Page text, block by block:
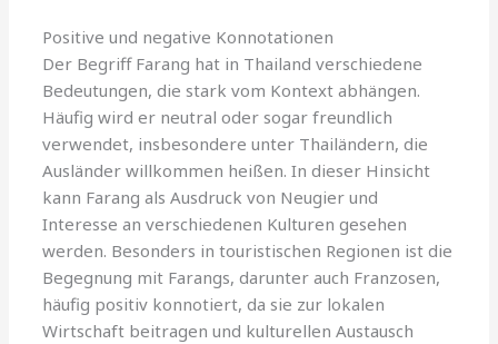
Positive und negative Konnotationen
Der Begriff Farang hat in Thailand verschiedene
Bedeutungen, die stark vom Kontext abhängen.
Häufig wird er neutral oder sogar freundlich
verwendet, insbesondere unter Thailändern, die
Ausländer willkommen heißen. In dieser Hinsicht
kann Farang als Ausdruck von Neugier und
Interesse an verschiedenen Kulturen gesehen
werden. Besonders in touristischen Regionen ist die
Begegnung mit Farangs, darunter auch Franzosen,
häufig positiv konnotiert, da sie zur lokalen
Wirtschaft beitragen und kulturellen Austausch